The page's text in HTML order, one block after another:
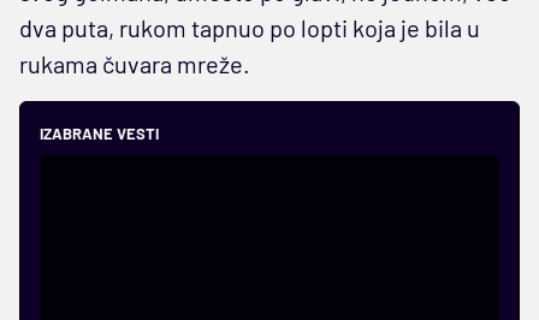
dva puta, rukom tapnuo po lopti koja je bila u
rukama čuvara mreže.
IZABRANE VESTI